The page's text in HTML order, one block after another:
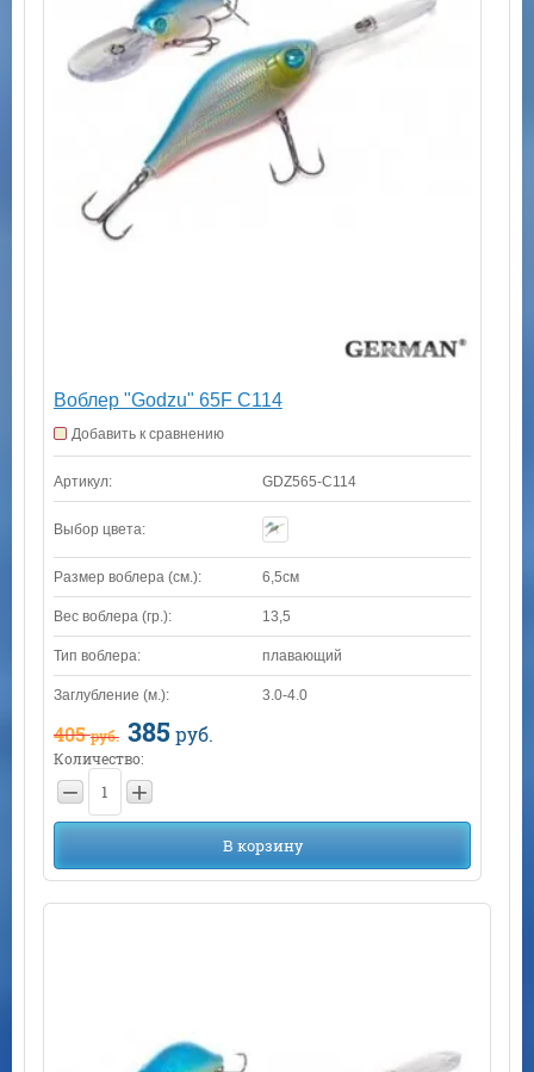
Воблер "Godzu" 65F C114
Добавить к сравнению
Артикул: GDZ565-C114
Выбор цвета:
Размер воблера (см.): 6,5см
Вес воблера (гр.): 13,5
Тип воблера: плавающий
Заглубление (м.): 3.0-4.0
405руб. 385руб.
Количество:
− +
В корзину